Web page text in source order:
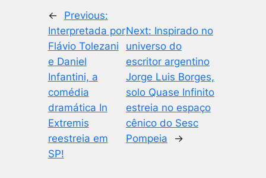
←
Previous:
Interpretada por
Flávio Tolezani
e Daniel
Infantini, a
comédia
dramática In
Extremis
reestreia em
SP!
Next: Inspirado no
universo do
escritor argentino
Jorge Luis Borges,
solo Quase Infinito
estreia no espaço
cênico do Sesc
Pompeia
→